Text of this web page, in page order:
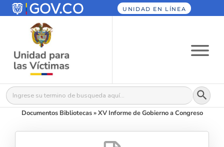
UNIDAD EN LÍNEA
Buscar: Botón
Documentos Bibliotecas»XV Informe de Gobierno a Congreso